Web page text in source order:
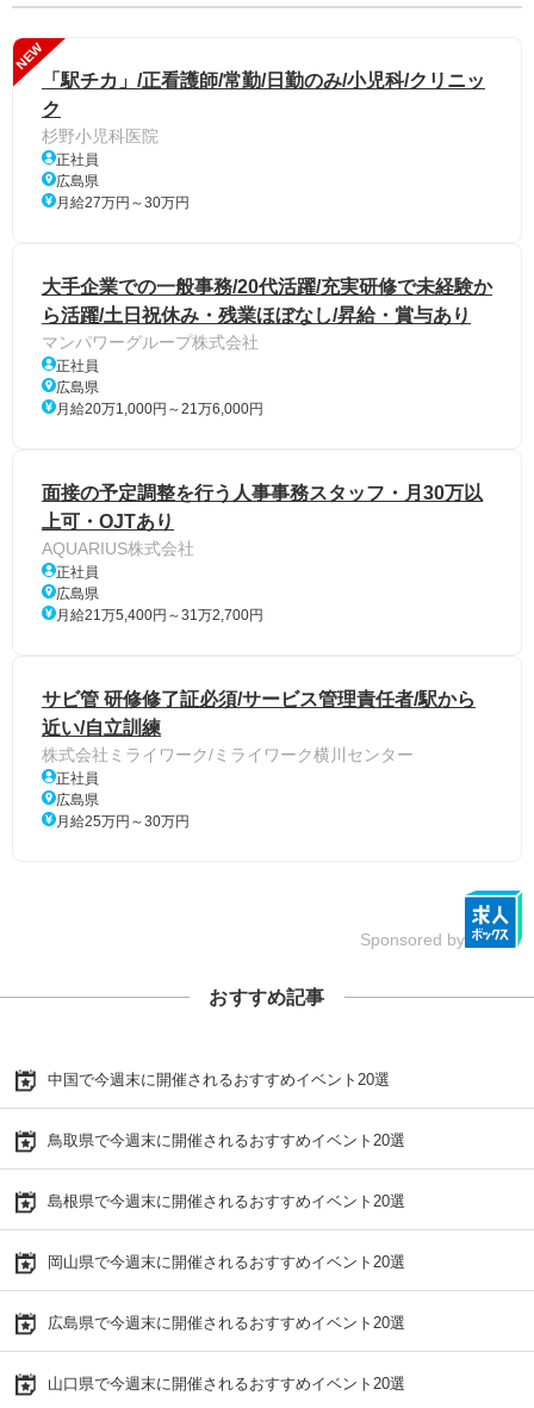
NEW
「駅チカ」/正看護師/常勤/日勤のみ/小児科/クリニッ
ク
杉野小児科医院
正社員
広島県
月給27万円～30万円
大手企業での一般事務/20代活躍/充実研修で未経験か
ら活躍/土日祝休み・残業ほぼなし/昇給・賞与あり
マンパワーグループ株式会社
正社員
広島県
月給20万1,000円～21万6,000円
面接の予定調整を行う人事事務スタッフ・月30万以
上可・OJTあり
AQUARIUS株式会社
正社員
広島県
月給21万5,400円～31万2,700円
サビ管 研修修了証必須/サービス管理責任者/駅から
近い/自立訓練
株式会社ミライワーク/ミライワーク横川センター
正社員
広島県
月給25万円～30万円
Sponsored by
おすすめ記事
中国で今週末に開催されるおすすめイベント20選
鳥取県で今週末に開催されるおすすめイベント20選
島根県で今週末に開催されるおすすめイベント20選
岡山県で今週末に開催されるおすすめイベント20選
広島県で今週末に開催されるおすすめイベント20選
山口県で今週末に開催されるおすすめイベント20選